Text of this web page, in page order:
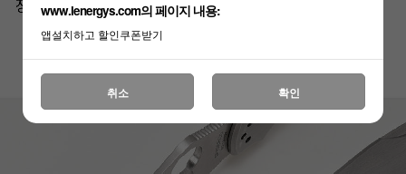
www.lenergys.com의 페이지 내용:
앱설치하고 할인쿠폰받기
취소 확인